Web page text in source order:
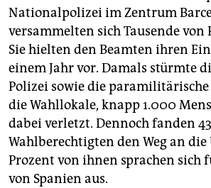
Nationalpolizei im Zentrum
versammelten sich Tausende von
Sie hielten den Beamten ihren
einem Jahr vor. Damals stürmte
Polizei sowie die
die Wahllokale, knapp 1.000
dabei verletzt. Dennoch fanden
Wahlberechtigten den Weg an
Prozent von ihnen sprachen sich
von Spanien aus.